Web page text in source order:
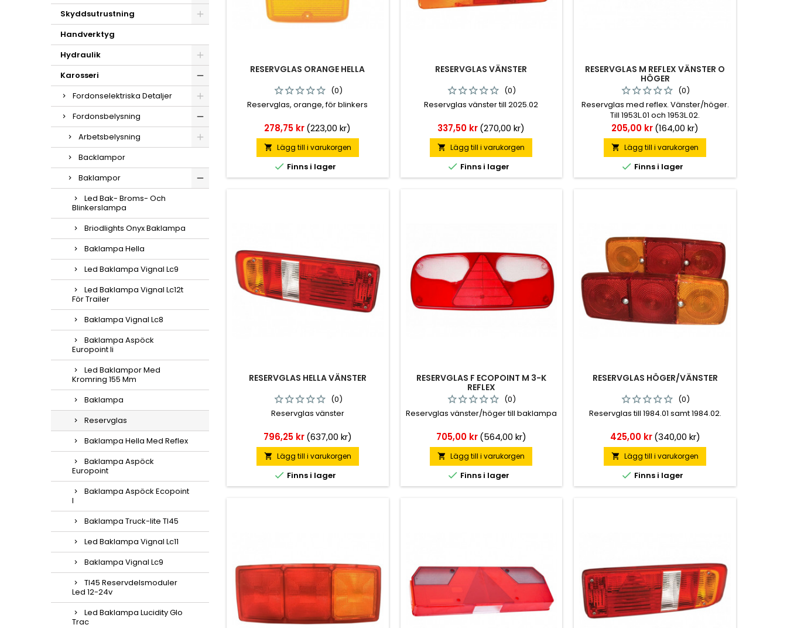
Skyddsutrustning
Handverktyg
Hydraulik
Karosseri
Fordonselektriska Detaljer
Fordonsbelysning
Arbetsbelysning
Backlampor
Baklampor
Led Bak- Broms- Och
Blinkerslampa
Briodlights Onyx Baklampa
Baklampa Hella
Led Baklampa Vignal Lc9
Led Baklampa Vignal Lc12t
För Trailer
Baklampa Vignal Lc8
Baklampa Aspöck
Europoint Ii
Led Baklampor Med
Kromring 155 Mm
Baklampa
Reservglas
Baklampa Hella Med Reflex
Baklampa Aspöck
Europoint
Baklampa Aspöck Ecopoint
I
Baklampa Truck-lite Tl45
Led Baklampa Vignal Lc11
Baklampa Vignal Lc9
Tl45 Reservdelsmoduler
Led 12-24v
Led Baklampa Lucidity Glo
Trac
RESERVGLAS ORANGE HELLA
(0)
Reservglas, orange, för blinkers
Pris
278,75 kr(223,00 kr)
 Lägg till i varukorgen
 Finns i lager
RESERVGLAS VÄNSTER
(0)
Reservglas vänster till 2025.02
Pris
337,50 kr(270,00 kr)
 Lägg till i varukorgen
 Finns i lager
RESERVGLAS M REFLEX VÄNSTER O
HÖGER
(0)
Reservglas med reflex. Vänster/höger.
Till 1953L.01 och 1953L.02.
Pris
205,00 kr(164,00 kr)
 Lägg till i varukorgen
 Finns i lager
RESERVGLAS HELLA VÄNSTER
(0)
Reservglas vänster
Pris
796,25 kr(637,00 kr)
 Lägg till i varukorgen
 Finns i lager
RESERVGLAS F ECOPOINT M 3-K
REFLEX
(0)
Reservglas vänster/höger till baklampa
Pris
705,00 kr(564,00 kr)
 Lägg till i varukorgen
 Finns i lager
RESERVGLAS HÖGER/VÄNSTER
(0)
Reservglas till 1984.01 samt 1984.02.
Pris
425,00 kr (340,00 kr)
 Lägg till i varukorgen
 Finns i lager